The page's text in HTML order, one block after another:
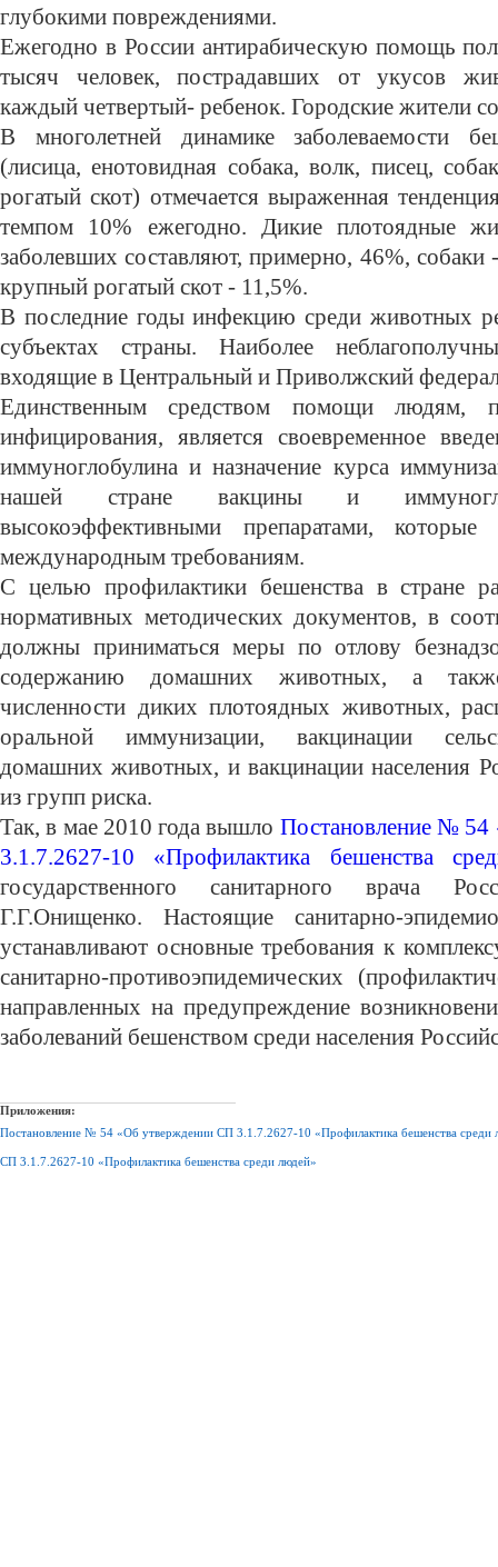
глубокими повреждениями.
Ежегодно в России антирабическую помощь
тысяч человек, пострадавших от укусов
каждый четвертый- ребенок. Городские жители
В многолетней динамике заболеваемости
(лисица, енотовидная собака, волк, писец,
рогатый скот) отмечается выраженная
темпом 10% ежегодно. Дикие плотоядные
заболевших составляют, примерно, 46%,
крупный рогатый скот - 11,5%.
В последние годы инфекцию среди животных
субъектах страны. Наиболее
входящие в Центральный и Приволжский
Единственным средством помощи людям,
инфицирования, является своевременное
иммуноглобулина и назначение курса
нашей стране вакцины и
высокоэффективными препаратами, которые
международным требованиям.
С целью профилактики бешенства в стране
нормативных методических документов, в
должны приниматься меры по отлову
содержанию домашних животных, а
численности диких плотоядных животных,
оральной иммунизации, вакцинации
домашних животных, и вакцинации населения
из групп риска.
Так, в мае 2010 года вышло Постановление №
3.1.7.2627-10 «Профилактика бешенства
государственного санитарного врача
Г.Г.Онищенко. Настоящие санитарно-
устанавливают основные требования к
санитарно-противоэпидемических
направленных на предупреждение
заболеваний бешенством среди населения
Приложения:
Постановление № 54 «Об утверждении СП 3.1.7.2627-10 «Профилактика бешенства среди
СП 3.1.7.2627-10 «Профилактика бешенства среди людей»